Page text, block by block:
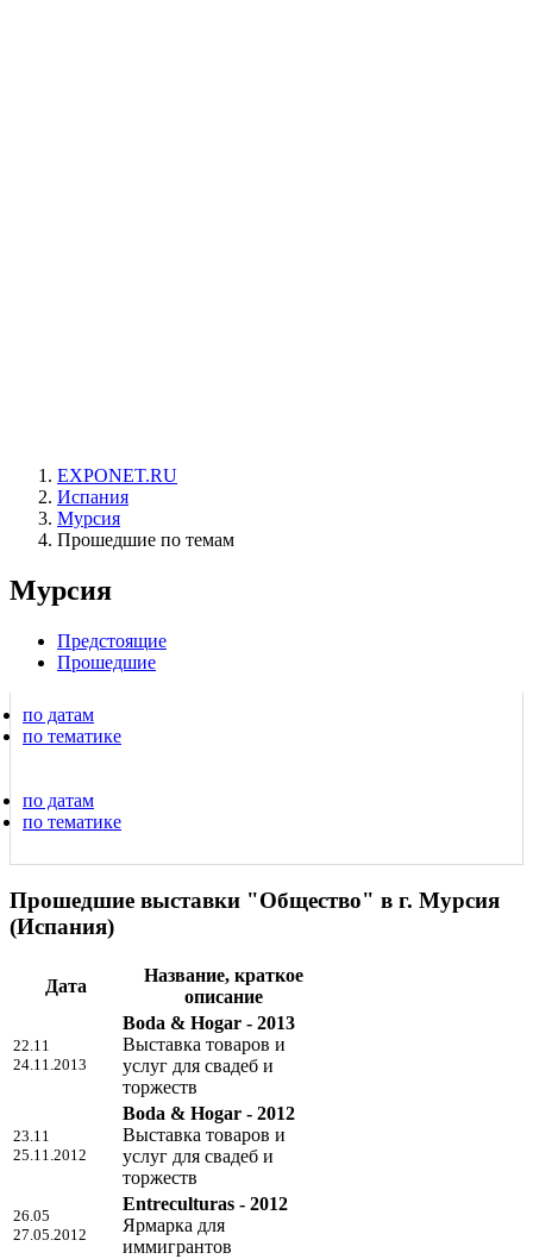
EXPONET.RU
Испания
Мурсия
Прошедшие по темам
Мурсия
Предстоящие
Прошедшие
по датам
по тематике
по датам
по тематике
Прошедшие выставки "Общество" в г. Мурсия
(Испания)
Дата
Название, краткое
описание
22.11
24.11.2013
Boda & Hogar - 2013
Выставка товаров и
услуг для свадеб и
торжеств
23.11
25.11.2012
Boda & Hogar - 2012
Выставка товаров и
услуг для свадеб и
торжеств
26.05
27.05.2012
Entreculturas - 2012
Ярмарка для
иммигрантов